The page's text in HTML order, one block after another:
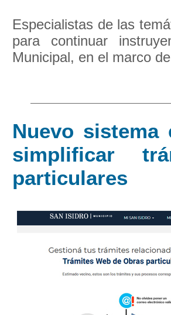
Especialistas de las
para continuar
Municipal, en el marco
Nuevo
simplificar
particulares